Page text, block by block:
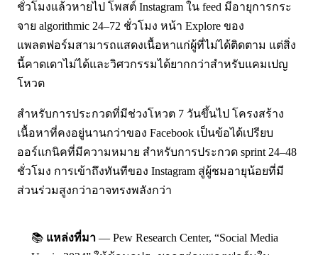
ชั่วโมงแล้วหายไป โพสต์ Instagram ใน feed มีอายุการกระ
จาย algorithmic 24–72 ชั่วโมง หน้า Explore ของ
แพลตฟอร์มสามารถแสดงเนื้อหาแก่ผู้ที่ไม่ได้ติดตาม แต่สิ่ง
นี้คาดเดาไม่ได้และวิศวกรรมได้ยากกว่าสำหรับแคมเปญ
โหวต
สำหรับการประกวดที่มีช่วงโหวต 7 วันขึ้นไป โครงสร้าง
เนื้อหาที่คงอยู่นานกว่าของ Facebook เป็นข้อได้เปรียบ
ออร์แกนิคที่มีความหมาย สำหรับการประกวด sprint 24–48
ชั่วโมง การเข้าถึงทันทีของ Instagram สู่ผู้ชมอายุน้อยที่มี
ส่วนร่วมสูงกว่าอาจทรงพลังกว่า
📚 แหล่งที่มา — Pew Research Center, “Social Media